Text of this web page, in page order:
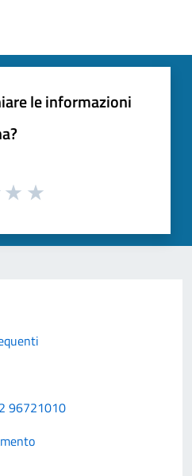
le informazioni
96721010